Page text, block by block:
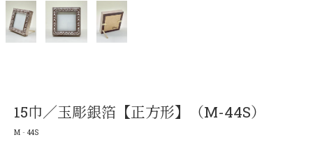
15巾／玉彫銀箔【正方形】（M-44S）
M‐44S